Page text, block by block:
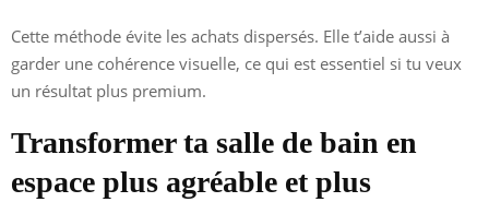
Cette méthode évite les achats dispersés. Elle t’aide aussi à
garder une cohérence visuelle, ce qui est essentiel si tu veux
un résultat plus premium.
Transformer ta salle de bain en
espace plus agréable et plus